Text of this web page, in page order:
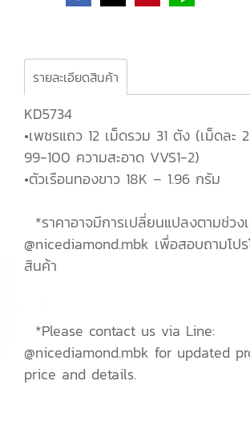
รายละเอียดสินค้า
KD5734
•เพชรแถว 12 เม็ดรวม 31 ตัง (เม็ดละ
99-100 ความสะอาด VVS1-2)
•ตัวเรือนทองขาว 18K – 1.96 กรัม
*ราคาอาจมีการเปลี่ยนแปลงตามช่วง
@nicediamond.mbk เพื่อสอบถามโป
สินค้า
*Please contact us via Line:
@nicediamond.mbk for updated
price and details.